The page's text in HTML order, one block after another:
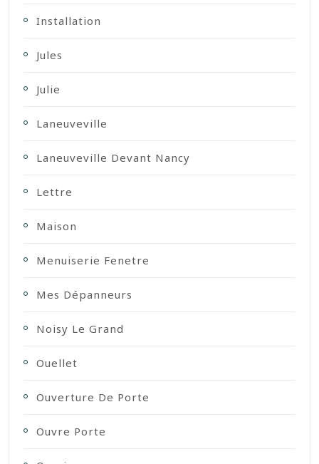
Installation
Jules
Julie
Laneuveville
Laneuveville Devant Nancy
Lettre
Maison
Menuiserie Fenetre
Mes Dépanneurs
Noisy Le Grand
Ouellet
Ouverture De Porte
Ouvre Porte